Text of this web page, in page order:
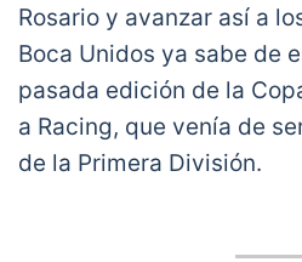
Rosario y avanzar así a
Boca Unidos ya sabe de
pasada edición de la
a Racing, que venía de
de la Primera División.